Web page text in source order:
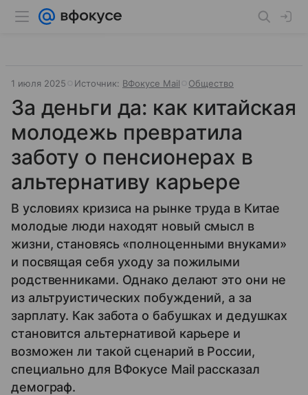
1 июля 2025 Источник: ВФокусе Mail Общество
За деньги да: как китайская
молодежь превратила
заботу о пенсионерах в
альтернативу карьере
В условиях кризиса на рынке труда в Китае
молодые люди находят новый смысл в
жизни, становясь «полноценными внуками»
и посвящая себя уходу за пожилыми
родственниками. Однако делают это они не
из альтруистических побуждений, а за
зарплату. Как забота о бабушках и дедушках
становится альтернативой карьере и
возможен ли такой сценарий в России,
специально для ВФокусе Mail рассказал
демограф.